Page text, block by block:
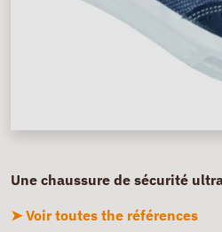
Une chaussure de sécurité
➤ Voir toutes the références